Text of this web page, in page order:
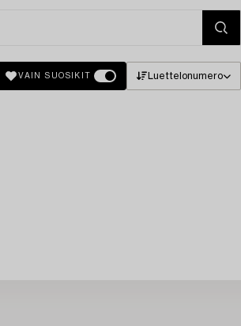
VAIN SUOSIKIT Luettelonumero